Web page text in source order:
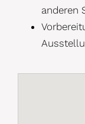
anderen